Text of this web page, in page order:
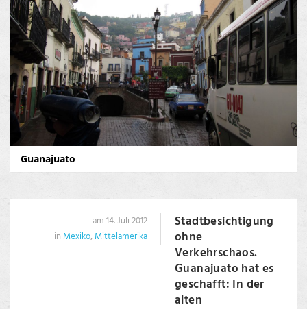
Guanajuato
am 14. Juli 2012
in Mexiko, Mittelamerika
Stadtbesichtigung
ohne
Verkehrschaos.
Guanajuato hat es
geschafft: In der
alten